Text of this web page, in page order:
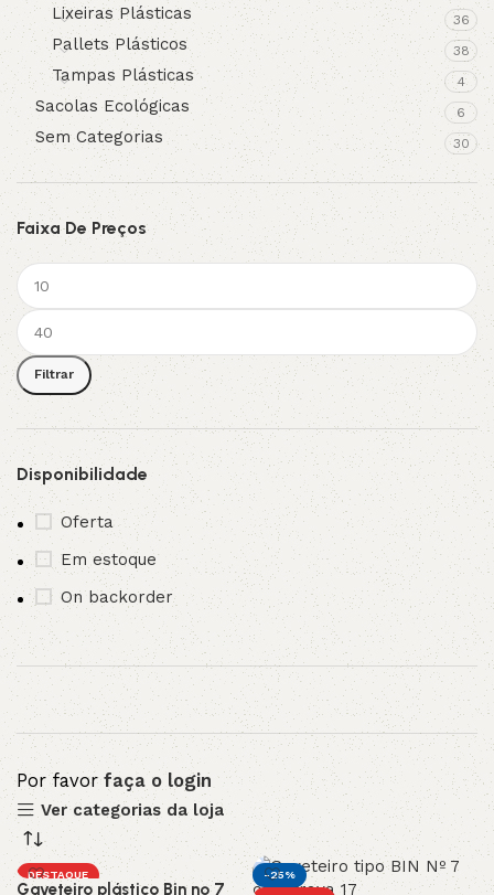
Lixeiras Plásticas 36
Pallets Plásticos 38
Tampas Plásticas 4
Sacolas Ecológicas 6
Sem Categorias 30
Faixa De Preços
Filtrar
Disponibilidade
Oferta
Em estoque
On backorder
Por favor faça o login
Ver categorias da loja
DESTAQUE
Gaveteiro plástico Bin nº 7
-25%